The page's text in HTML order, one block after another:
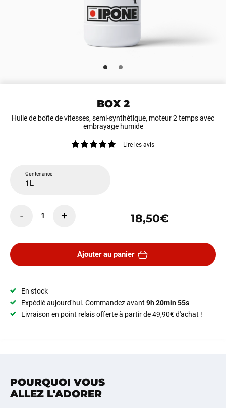
BOX 2
Huile de boîte de vitesses, semi-synthétique, moteur 2 temps avec
embrayage humide
Lire les avis
Contenance
1L
- 1 + 18,50€
Ajouter au panier
En stock
Expédié aujourd'hui. Commandez avant 9h 20min 54s
Livraison en point relais offerte à partir de 49,90€ d'achat !
POURQUOI VOUS
ALLEZ L'ADORER